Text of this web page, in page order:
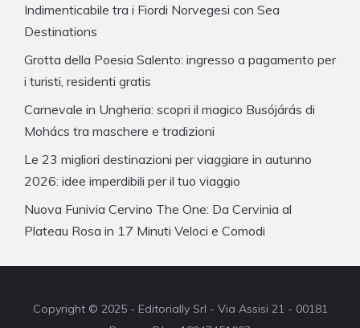
Indimenticabile tra i Fiordi Norvegesi con Sea
Destinations
Grotta della Poesia Salento: ingresso a pagamento per
i turisti, residenti gratis
Carnevale in Ungheria: scopri il magico Busójárás di
Mohács tra maschere e tradizioni
Le 23 migliori destinazioni per viaggiare in autunno
2026: idee imperdibili per il tuo viaggio
Nuova Funivia Cervino The One: Da Cervinia al
Plateau Rosa in 17 Minuti Veloci e Comodi
Copyright © 2025 - Editorially Srl - Via Assisi 21 - 00181